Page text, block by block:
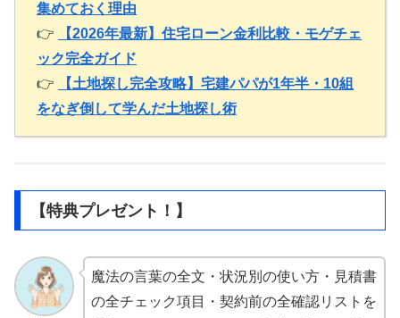
集めておく理由
👉
【2026年最新】住宅ローン金利比較・モゲチェ
ック完全ガイド
👉
【土地探し完全攻略】宅建パパが1年半・10組
をなぎ倒して学んだ土地探し術
【特典プレゼント！】
魔法の言葉の全文・状況別の使い方・見積書
の全チェック項目・契約前の全確認リストを